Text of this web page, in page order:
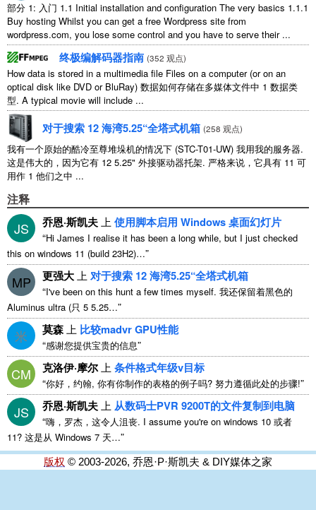
部分 1: 入门 1.1 Initial installation and configuration The very basics 1.1.1
Buy hosting Whilst you can get a free Wordpress site from
wordpress.com, you lose some control and you have to serve their...
终极编解码器指南 (352 观点)
How data is stored in a multimedia file Files on a computer(or on an
optical disk like DVD or BluRay) 数据如何存储在多媒体文件中 1 数据类
型. A typical movie will include ...
对于搜索 12 海湾5.25“全塔式机箱 (258 观点)
我有一个原始的酷冷至尊堆垛机的情况下 (STC-T01-UW) 我用我的服务器.
这是伟大的，因为它有 12 5.25" 外接驱动器托架. 严格来说，它具有 11 可
用作 1 他们之中 ...
注释
JS 乔恩·斯凯夫上使用脚本启用 Windows 桌面幻灯片
“Hi James I realise it has been a long while, but I just checked
this on windows 11 (build 23H2)…”
MP 更强大上对于搜索 12 海湾5.25“全塔式机箱
“I've been on this hunt a few times myself. 我还保留着黑色的
Aluminus ultra (只 5 5.25…”
米 莫森上 比较madvr GPU性能
“感谢您提供宝贵的信息”
CM 克洛伊·摩尔上条件格式年级v目标
“你好，约翰, 你有你制作的表格的例子吗? 努力遵循此处的步骤!”
JS 乔恩·斯凯夫上 从数码士PVR 9200T的文件复制到电脑
“嗨，罗杰，这令人沮丧. I assume you're on windows 10 或者
11? 这是从 Windows 7 天…”
版权 © 2003-2026, 乔恩·P·斯凯夫 & DIY媒体之家